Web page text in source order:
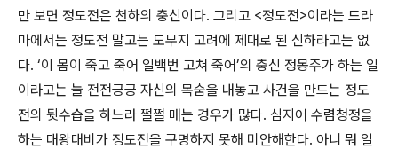
만 보면 정도전은 천하의 충신이다. 그리고 <정도전>이라는 드라
마에서는 정도전 말고는 도무지 고려에 제대로 된 신하라고는 없
다. ‘이 몸이 죽고 죽어 일백번 고쳐 죽어’의 충신 정몽주가 하는 일
이라고는 늘 전전긍긍 자신의 목숨을 내놓고 사건을 만드는 정도
전의 뒷수습을 하느라 쩔쩔 매는 경우가 많다. 심지어 수렴청정을
하는 대왕대비가 정도전을 구명하지 못해 미안해한다. 아니 뭐 일